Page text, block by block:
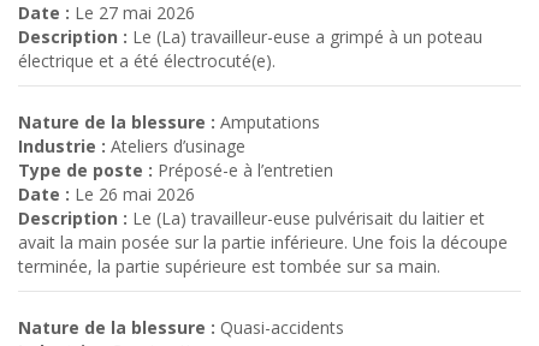
Date : Le 27 mai 2026
Description : Le (La) travailleur-euse a grimpé à un poteau
électrique et a été électrocuté(e).
Nature de la blessure : Amputations
Industrie : Ateliers d’usinage
Type de poste : Préposé-e à l’entretien
Date : Le 26 mai 2026
Description : Le (La) travailleur-euse pulvérisait du laitier et
avait la main posée sur la partie inférieure. Une fois la découpe
terminée, la partie supérieure est tombée sur sa main.
Nature de la blessure : Quasi-accidents